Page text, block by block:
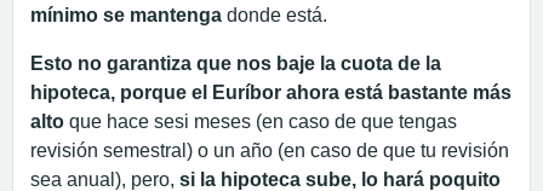
mínimo se mantenga donde está.
Esto no garantiza que nos baje la cuota de la
hipoteca, porque el Euríbor ahora está bastante más
alto que hace sesi meses (en caso de que tengas
revisión semestral) o un año (en caso de que tu revisión
sea anual), pero, si la hipoteca sube, lo hará poquito